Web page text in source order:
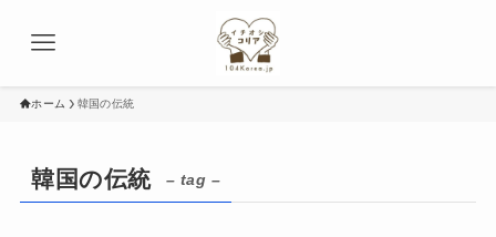
ホーム 韓国の伝統
韓国の伝統 – tag –